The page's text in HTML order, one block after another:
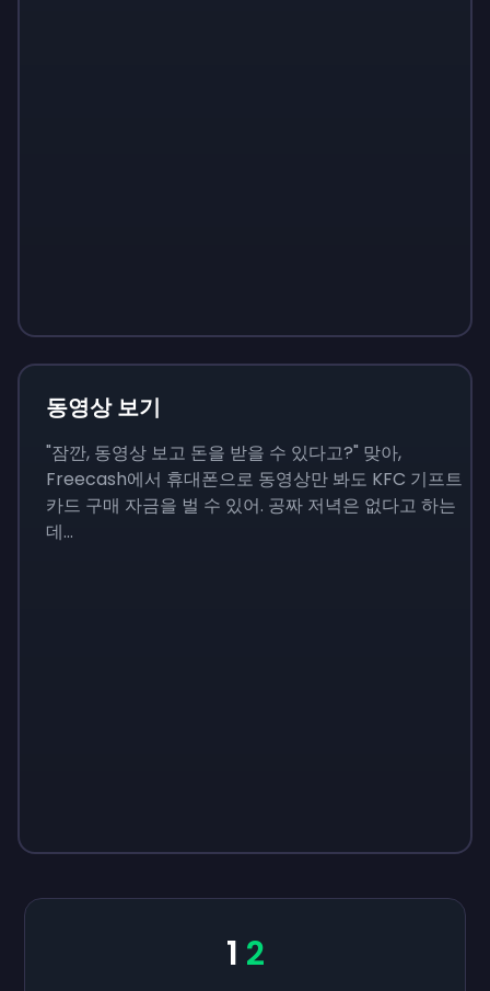
동영상 보기
"잠깐, 동영상 보고 돈을 받을 수 있다고?" 맞아,
Freecash에서 휴대폰으로 동영상만 봐도 KFC 기프트
카드 구매 자금을 벌 수 있어. 공짜 저녁은 없다고 하는
데...
1 2